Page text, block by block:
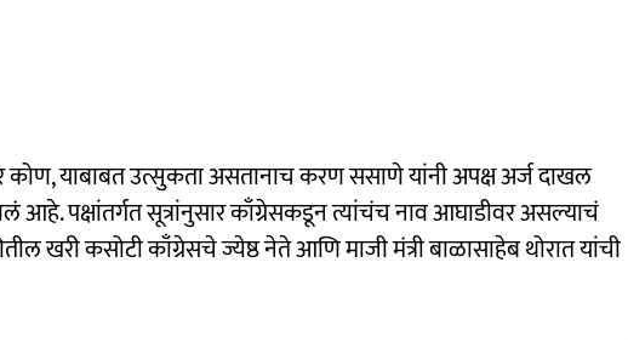
कोण, याबाबत उत्सुकता असतानाच करण ससाणे यांनी अपक्ष अर्ज दाखल
पक्षांतर्गत सूत्रांनुसार काँग्रेसकडून त्यांचंच नाव आघाडीवर असल्याचं
खरी कसोटी काँग्रेसचे ज्येष्ठ नेते आणि माजी मंत्री बाळासाहेब थोरात यांची